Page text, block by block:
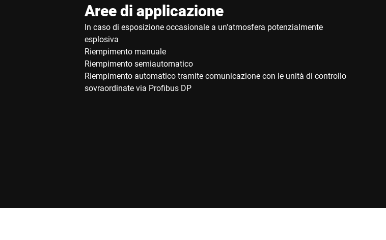
Aree di applicazione
In caso di esposizione occasionale a un'atmosfera potenzialmente
esplosiva
Riempimento manuale
Riempimento semiautomatico
Riempimento automatico tramite comunicazione con le unità di controllo
sovraordinate via Profibus DP